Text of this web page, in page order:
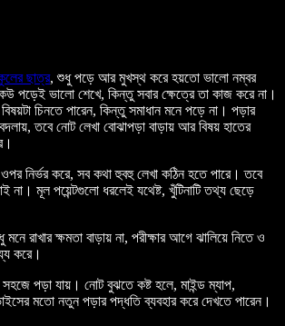
ছাত্র, শুধু পড়ে আর মুখস্থ করে হয়তো ভালো নম্বর
পড়েই ভালো শেখে, কিন্তু সবার ক্ষেত্রে তা কাজ করে না।
চিনতে পারেন, কিন্তু সমাধান মনে পড়ে না। পড়ার
তবে নোট লেখা বোঝাপড়া বাড়ায় আর বিষয় হাতের
নির্ভর করে, সব কথা হুবহু লেখা কঠিন হতে পারে। তবে
না। মূল পয়েন্টগুলো ধরলেই যথেষ্ট, খুঁটিনাটি তথ্য ছেড়ে
রাখার ক্ষমতা বাড়ায় না, পরীক্ষার আগে ঝালিয়ে নিতে ও
করে।
পড়া যায়। নোট বুঝতে কষ্ট হলে, মাইন্ড ম্যাপ,
মতো নতুন পড়ার পদ্ধতি ব্যবহার করে দেখতে পারেন।